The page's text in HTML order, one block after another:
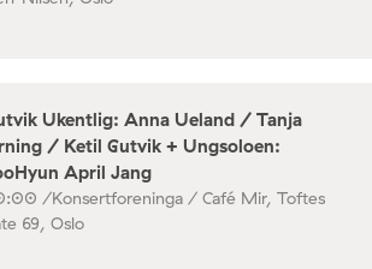
Ukentlig: Anna Ueland / Tanja
/ Ketil Gutvik + Ungsoloen:
April Jang
/Konsertforeninga / Café Mir, Toftes
69, Oslo